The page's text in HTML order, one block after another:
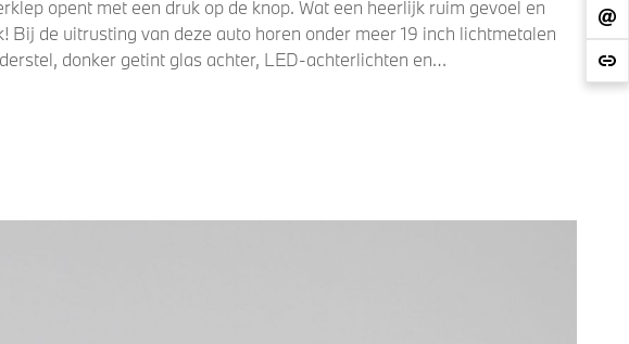
opent met een druk op de knop. Wat een heerlijk ruim gevoel en
Bij de uitrusting van deze auto horen onder meer 19 inch lichtmetalen
donker getint glas achter, LED-achterlichten en
andere functies, zoals bandenspanning en brandstofniveau, zijn via de